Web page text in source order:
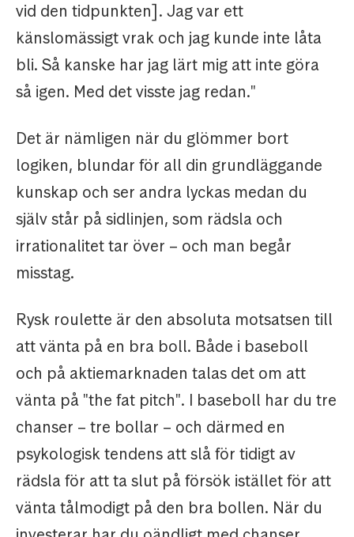
vid den tidpunkten]. Jag var ett
känslomässigt vrak och jag kunde inte låta
bli. Så kanske har jag lärt mig att inte göra
så igen. Med det visste jag redan."
Det är nämligen när du glömmer bort
logiken, blundar för all din grundläggande
kunskap och ser andra lyckas medan du
själv står på sidlinjen, som rädsla och
irrationalitet tar över – och man begår
misstag.
Rysk roulette är den absoluta motsatsen till
att vänta på en bra boll. Både i baseboll
och på aktiemarknaden talas det om att
vänta på "the fat pitch". I baseboll har du tre
chanser – tre bollar – och därmed en
psykologisk tendens att slå för tidigt av
rädsla för att ta slut på försök istället för att
vänta tålmodigt på den bra bollen. När du